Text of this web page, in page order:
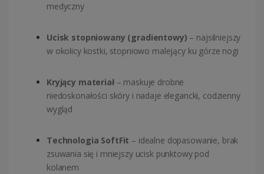
medyczny
Ucisk stopniowany (gradientowy) – najsilniejszy
w okolicy kostki, stopniowo malejący ku górze nogi
Kryjący materiał– maskuje drobne
niedoskonałości skóry i nadaje elegancki, codzienny
wygląd
Technologia SoftFit – idealne dopasowanie, brak
zsuwania się i mniejszy ucisk punktowy pod
kolanem